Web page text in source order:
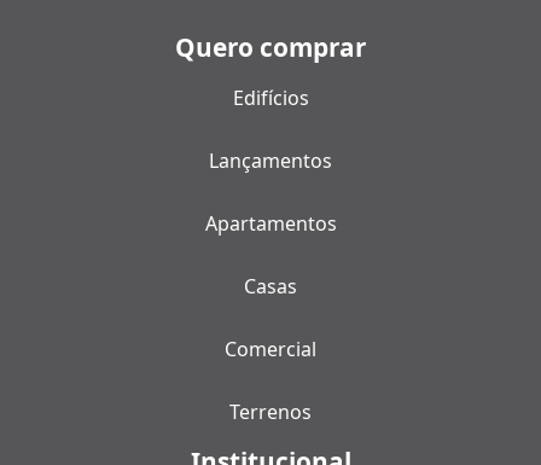
Quero comprar
Edifícios
Lançamentos
Apartamentos
Casas
Comercial
Terrenos